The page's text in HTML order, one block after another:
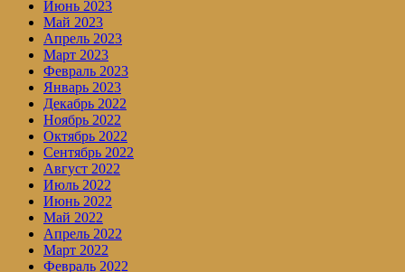
Июнь 2023
Май 2023
Апрель 2023
Март 2023
Февраль 2023
Январь 2023
Декабрь 2022
Ноябрь 2022
Октябрь 2022
Сентябрь 2022
Август 2022
Июль 2022
Июнь 2022
Май 2022
Апрель 2022
Март 2022
Февраль 2022